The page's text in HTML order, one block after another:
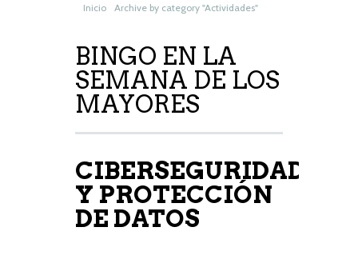
Inicio Archive by category "Actividades"
BINGO EN LA
SEMANA DE LOS
MAYORES
CIBERSEGURIDAD
Y PROTECCIÓN
DE DATOS